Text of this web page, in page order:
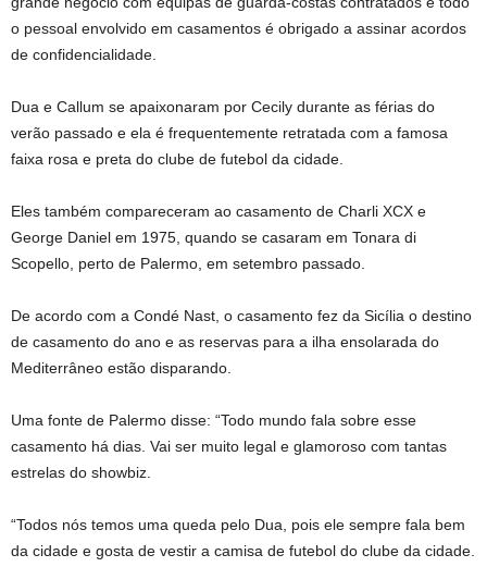
o pessoal envolvido em casamentos é obrigado a assinar acordos
de confidencialidade.
Dua e Callum se apaixonaram por Cecily durante as férias do
verão passado e ela é frequentemente retratada com a famosa
faixa rosa e preta do clube de futebol da cidade.
Eles também compareceram ao casamento de Charli XCX e
George Daniel em 1975, quando se casaram em Tonara di
Scopello, perto de Palermo, em setembro passado.
De acordo com a Condé Nast, o casamento fez da Sicília o destino
de casamento do ano e as reservas para a ilha ensolarada do
Mediterrâneo estão disparando.
Uma fonte de Palermo disse: “Todo mundo fala sobre esse
casamento há dias. Vai ser muito legal e glamoroso com tantas
estrelas do showbiz.
“Todos nós temos uma queda pelo Dua, pois ele sempre fala bem
da cidade e gosta de vestir a camisa de futebol do clube da cidade.